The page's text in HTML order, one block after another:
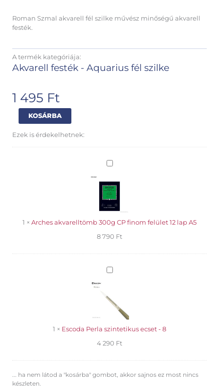
Roman Szmal akvarell fél szilke művész minőségű akvarell
festék.
A termék kategóriája:
Akvarell festék - Aquarius fél szilke
1 495 Ft
Roman
Szmal
-
akvarell
KOSÁRBA
Ezek is érdekelhetnek:
Arches
300g
CP
finom
felület
12
A5
1 × Arches akvarelltömb 300g CP finom felület 12 lap A5
8 790 Ft
Escoda
ecset
1 × Escoda Perla szintetikus ecset - 8
4 290 Ft
... ha nem látod a "kosárba" gombot, akkor sajnos ez most nincs
készleten.